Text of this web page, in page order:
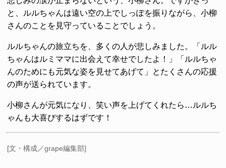
と、ルルちゃんは遠い空の上でしっぽを振りながら、小柳
さんのことを見守っていることでしょう。
ルルちゃんの旅立ちを、多くの人が悲しみました。「ルル
ちゃんはルミママに出会えて幸せでしたよ！」「ルルちゃ
んのためにも元気な姿を見せてあげて」とたくさんの応援
の声が送られています。
小柳さんが元気になり、笑い声を上げてくれたら…ルルち
ゃんも大喜びするはずです！
[文・構成／grape編集部]